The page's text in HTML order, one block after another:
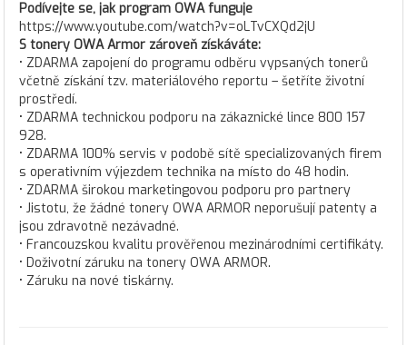
Podívejte se, jak program OWA funguje
https://www.youtube.com/watch?v=oLTvCXQd2jU
S tonery OWA Armor zároveň získáváte:
• ZDARMA zapojení do programu odběru vypsaných tonerů
včetně získání tzv. materiálového reportu – šetříte životní
prostředí.
• ZDARMA technickou podporu na zákaznické lince 800 157
928.
• ZDARMA 100% servis v podobě sítě specializovaných firem
s operativním výjezdem technika na místo do 48 hodin.
• ZDARMA širokou marketingovou podporu pro partnery
• Jistotu, že žádné tonery OWA ARMOR neporušují patenty a
jsou zdravotně nezávadné.
• Francouzskou kvalitu prověřenou mezinárodními certifikáty.
• Doživotní záruku na tonery OWA ARMOR.
• Záruku na nové tiskárny.